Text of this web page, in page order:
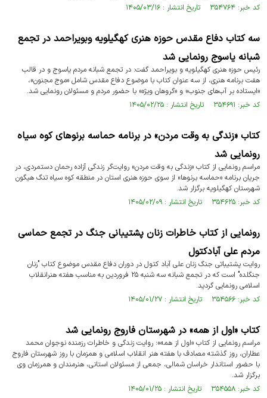
کد خبر: ۳۵۴۷۶۴ تاریخ انتشار : ۱۴۰۵/۰۳/۱۶
سه کتاب دفاع مقدس حوزه هنری کهگیلویه وبویراحمد در تجمع
شبانه یاسوج رونمایی شد
رئیس حوزه هنری کهگیلویه و بویراحمد گفت: در تجمع شبانه مردم یاسوج و در قالب
هفت برنامه هنری، از سه عنوان کتاب با موضوع دفاع مقدس شامل «موج مجنون»،
«ایستاده بر آب‌های جنوب» و «گروهان ویژه» با حضور مردم و مسئولان رونمایی شد.
کد خبر: ۳۵۴۶۹۱ تاریخ انتشار : ۱۴۰۵/۰۲/۲۵
کتاب «زندگی به وقت مردن» در برنامه حماسه برنوهای کوه سیاه
رونمایی شد
مراسم رونمایی از کتاب «زندگی به وقت مردن» روایت‌گر زندگی آزاده رحمان دستمردی، در
جریان برنامه «حماسه برنوها» از سوی حوزه هنری استان در منطقه کوه سیاه تنگ هیگون
شهرستان کهگیلویه برگزار شد.
کد خبر: ۳۵۴۶۲۵ تاریخ انتشار : ۱۴۰۵/۰۲/۰۹
رونمایی از کتاب خاطرات زنان پشتیبانی جنگ در تجمع حماسی
مردم علی آبادکتول
روایت پشتیباتی جنگ زنان علی آباد کتول در دوران دفاع مقدس موضوع کتاب "زنان
جنگلده" است که در تجمع شبانه سه شنبه ۲۵ فروردین به مناسب هفته هنرانقلاب
اسلامی رونمایی گردید.
کد خبر: ۳۵۴۵۶۶ تاریخ انتشار : ۱۴۰۵/۰۱/۲۷
کتاب «اول از همه» در شهرستان فاروج رونمایی شد
مراسم رونمایی از کتاب «اول از همه»؛ روایت زندگی و خاطرات رزمنده نوجوان محمد
عطاران، روز گذشته مصادف با هفته هنر انقلاب اسلامی و همزمان با روز شهرستان فاروج
با حضور استاندار خراسان شمالی، جمعی از مسئولان استانی، هنرمندان و همرزمان وی
برگزار شد.
کد خبر: ۳۵۴۵۵۸ تاریخ انتشار : ۱۴۰۵/۰۱/۲۵